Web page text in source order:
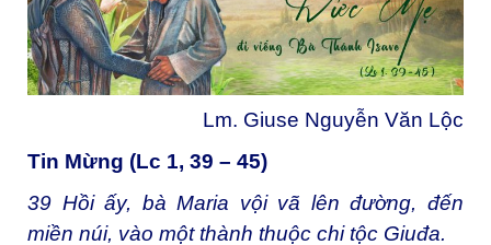
Lm. Giuse Nguyễn Văn Lộc
Tin Mừng (Lc 1, 39 – 45)
39 Hồi ấy, bà Maria vội vã lên đường, đến
miền núi, vào một thành thuộc chi tộc Giuđa.